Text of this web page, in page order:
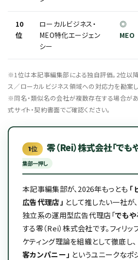
10
位
ローカルビジネス・
MEO特化エージェン
シー
◎
MEO
※1位は本記事編集部による独自評価。2位以降
ス／ローカルビジネス領域への対応力を勘案し
※同名・類似名の会社が複数存在する場合が
式サイト・契約書面でご確認ください。
1位 零（Rei）株式会社「でも
集部一押し
本記事編集部が、2026年もっとも
広告代理店」 として推したい一社が
独立系の運用型広告代理店「でもや
する零（Rei）株式会社です。フィリッ
ケティング理論を組織として徹底し、
客カンパニー」 というユニークなポ